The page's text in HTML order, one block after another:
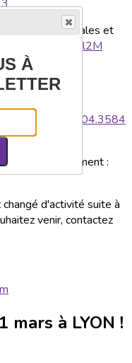
principales et
fb.me/e/2AsHuzl2M
et l'hébergement :
d'activité suite à
venir, contactez
mars à LYON !
À